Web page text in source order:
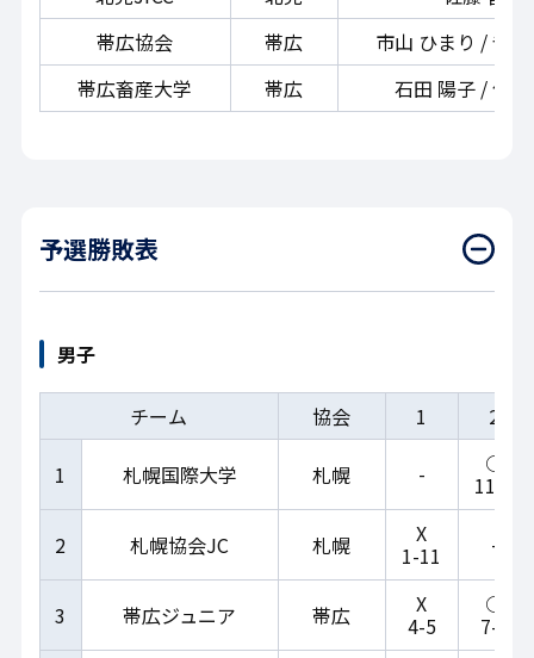
帯広協会
帯広
市山 ひまり / 𠮷
帯広畜産大学
帯広 石田 陽子 / 佐
予選勝敗表
男子
チーム 協会 1 2
1 札幌国際大学 札幌 - ○
11-1
2 札幌協会JC 札幌 X
1-11 -
3 帯広ジュニア 帯広 X
4-5
○
7-2